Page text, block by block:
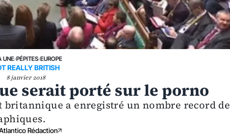
UNE›PÉPITES›EUROPE
REALLY BRITISH
8 janvier 2018
serait porté sur le porno
a enregistré un nombre record de
Rédaction